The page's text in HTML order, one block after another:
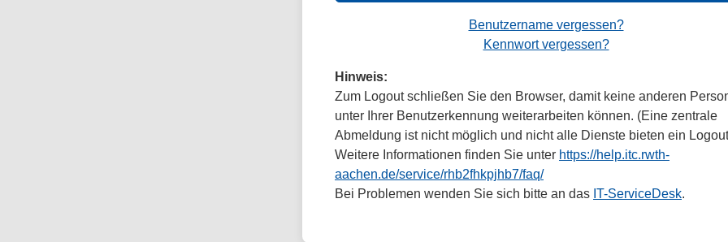
Benutzername vergessen?
Kennwort vergessen?
Hinweis:
Zum Logout schließen Sie den Browser, damit keine anderen
unter Ihrer Benutzerkennung weiterarbeiten können. (Eine zentrale
Abmeldung ist nicht möglich und nicht alle Dienste bieten ein
Weitere Informationen finden Sie unter https://help.itc.rwth-
aachen.de/service/rhb2fhkpjhb7/faq/
Bei Problemen wenden Sie sich bitte an das IT-ServiceDesk.